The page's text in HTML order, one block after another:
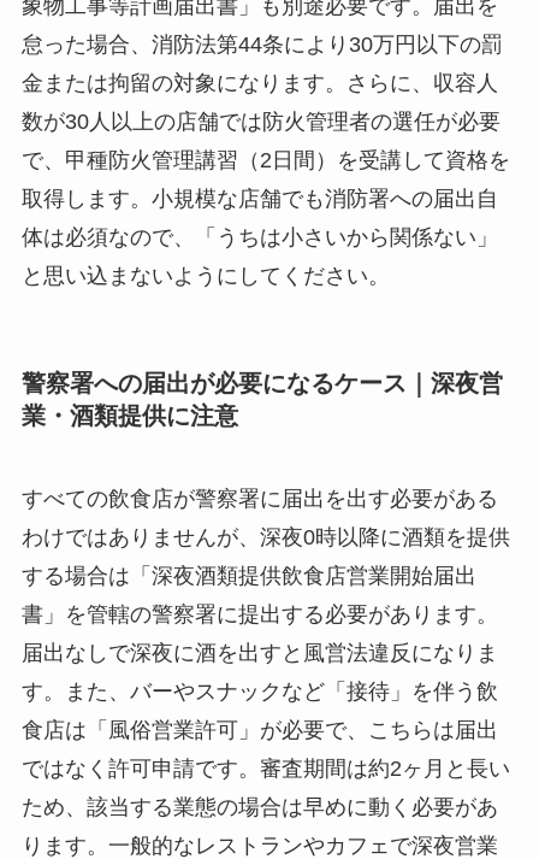
象物工事等計画届出書」も別途必要です。届出を
怠った場合、消防法第44条により30万円以下の罰
金または拘留の対象になります。さらに、収容人
数が30人以上の店舗では防火管理者の選任が必要
で、甲種防火管理講習（2日間）を受講して資格を
取得します。小規模な店舗でも消防署への届出自
体は必須なので、「うちは小さいから関係ない」
と思い込まないようにしてください。
警察署への届出が必要になるケース｜深夜営
業・酒類提供に注意
すべての飲食店が警察署に届出を出す必要がある
わけではありませんが、深夜0時以降に酒類を提供
する場合は「深夜酒類提供飲食店営業開始届出
書」を管轄の警察署に提出する必要があります。
届出なしで深夜に酒を出すと風営法違反になりま
す。また、バーやスナックなど「接待」を伴う飲
食店は「風俗営業許可」が必要で、こちらは届出
ではなく許可申請です。審査期間は約2ヶ月と長い
ため、該当する業態の場合は早めに動く必要があ
ります。一般的なレストランやカフェで深夜営業